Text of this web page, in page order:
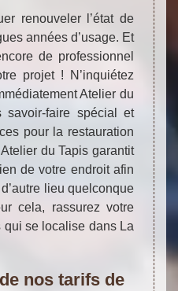
renouveler l’état de
années d’usage. Et
de professionnel
projet ! N’inquiétez
Atelier du
faire spécial et
pour la restauration
du Tapis garantit
de votre endroit afin
lieu quelconque
cela, rassurez votre
qui se localise dans La
nos tarifs de